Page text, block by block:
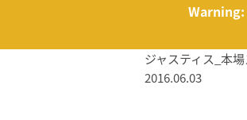
Warning
ジャスティス_本
2016.06.03